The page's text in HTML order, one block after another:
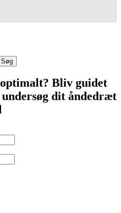
Søg
Bliv guidet
dit åndedræt